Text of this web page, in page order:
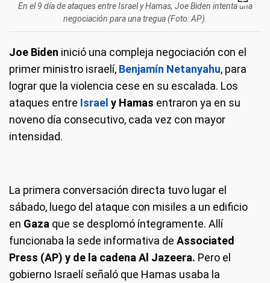
En el 9 día de ataques entre Israel y Hamas, Joe Biden intenta una
negociación para una tregua (Foto: AP).
Joe Biden inició una compleja negociación con el
primer ministro israelí, Benjamín Netanyahu, para
lograr que la violencia cese en su escalada. Los
ataques entre Israel y Hamas entraron ya en su
noveno día consecutivo, cada vez con mayor
intensidad.
La primera conversación directa tuvo lugar el
sábado, luego del ataque con misiles a un edificio
en Gaza que se desplomó íntegramente. Allí
funcionaba la sede informativa de Associated
Press (AP) y de la cadena Al Jazeera. Pero el
gobierno Israelí señaló que Hamas usaba la